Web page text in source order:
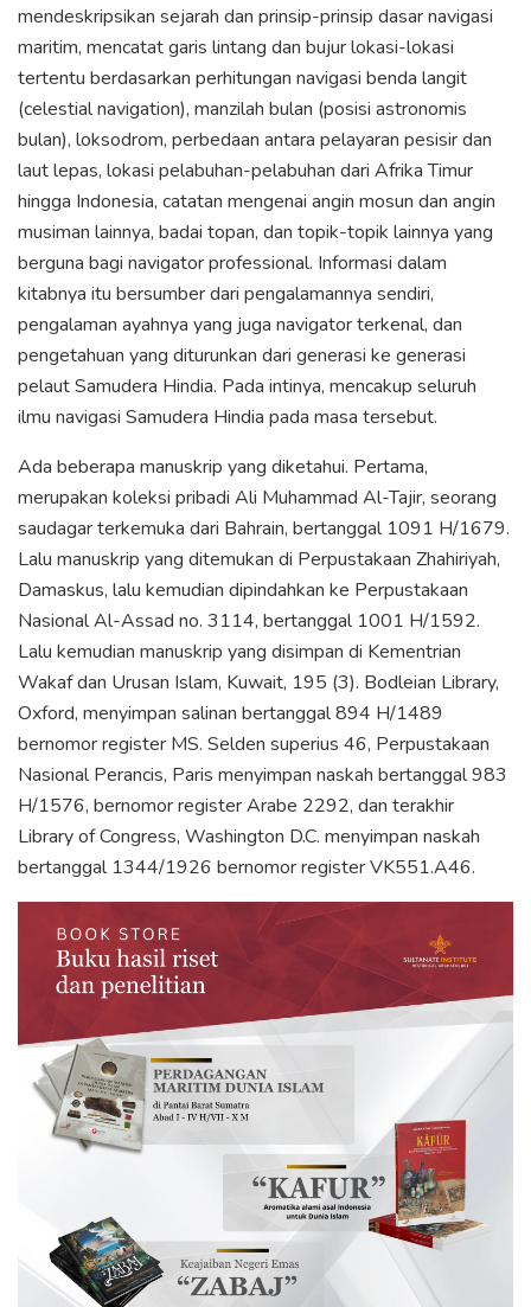
mendeskripsikan sejarah dan prinsip-prinsip dasar navigasi
maritim, mencatat garis lintang dan bujur lokasi-lokasi
tertentu berdasarkan perhitungan navigasi benda langit
(celestial navigation), manzilah bulan (posisi astronomis
bulan), loksodrom, perbedaan antara pelayaran pesisir dan
laut lepas, lokasi pelabuhan-pelabuhan dari Afrika Timur
hingga Indonesia, catatan mengenai angin mosun dan angin
musiman lainnya, badai topan, dan topik-topik lainnya yang
berguna bagi navigator professional. Informasi dalam
kitabnya itu bersumber dari pengalamannya sendiri,
pengalaman ayahnya yang juga navigator terkenal, dan
pengetahuan yang diturunkan dari generasi ke generasi
pelaut Samudera Hindia. Pada intinya, mencakup seluruh
ilmu navigasi Samudera Hindia pada masa tersebut.
Ada beberapa manuskrip yang diketahui. Pertama,
merupakan koleksi pribadi Ali Muhammad Al-Tajir, seorang
saudagar terkemuka dari Bahrain, bertanggal 1091 H/1679.
Lalu manuskrip yang ditemukan di Perpustakaan Zhahiriyah,
Damaskus, lalu kemudian dipindahkan ke Perpustakaan
Nasional Al-Assad no. 3114, bertanggal 1001 H/1592.
Lalu kemudian manuskrip yang disimpan di Kementrian
Wakaf dan Urusan Islam, Kuwait, 195 (3). Bodleian Library,
Oxford, menyimpan salinan bertanggal 894 H/1489
bernomor register MS. Selden superius 46, Perpustakaan
Nasional Perancis, Paris menyimpan naskah bertanggal 983
H/1576, bernomor register Arabe 2292, dan terakhir
Library of Congress, Washington D.C. menyimpan naskah
bertanggal 1344/1926 bernomor register VK551.A46.